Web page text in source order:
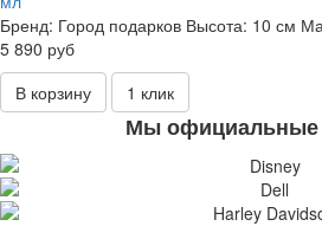
Бренд: Город подарков Высота: 10 см
5 890 руб
В корзину
1 клик
Мы официальные